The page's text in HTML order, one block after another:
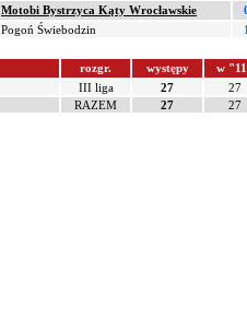
Motobi Bystrzyca Kąty Wrocławskie
Pogoń Świebodzin
rozgr. występy
w
III liga 27
27
RAZEM 27 27